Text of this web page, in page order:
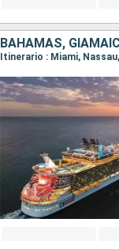
BAHAMAS,
Itinerario : Miami,